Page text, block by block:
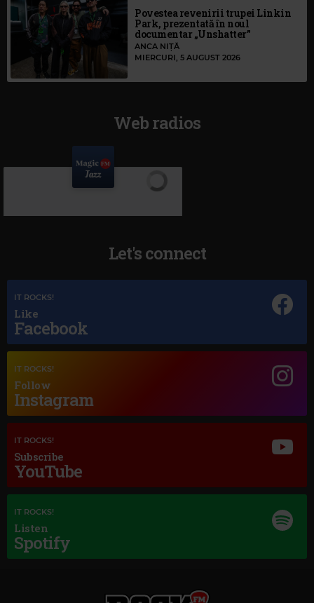
Povestea revenirii trupei Linkin
Park, prezentată în noul
documentar „Unshatter”
ANCA NIȚĂ
MIERCURI, 5 AUGUST 2026
Web radios
FRANK SINATRA
ECLOGUE, OP.10
Let's connect
IT ROCKS!
Like
Facebook
IT ROCKS!
Follow
Instagram
IT ROCKS!
Subscribe
YouTube
IT ROCKS!
Listen
Spotify